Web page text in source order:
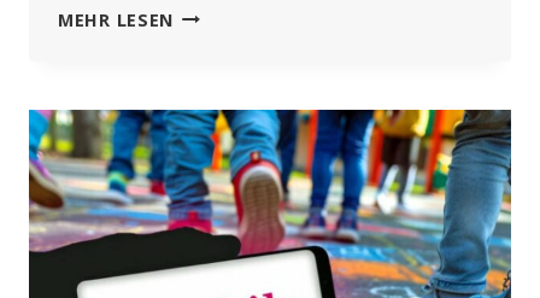
MEHR LESEN NEUE